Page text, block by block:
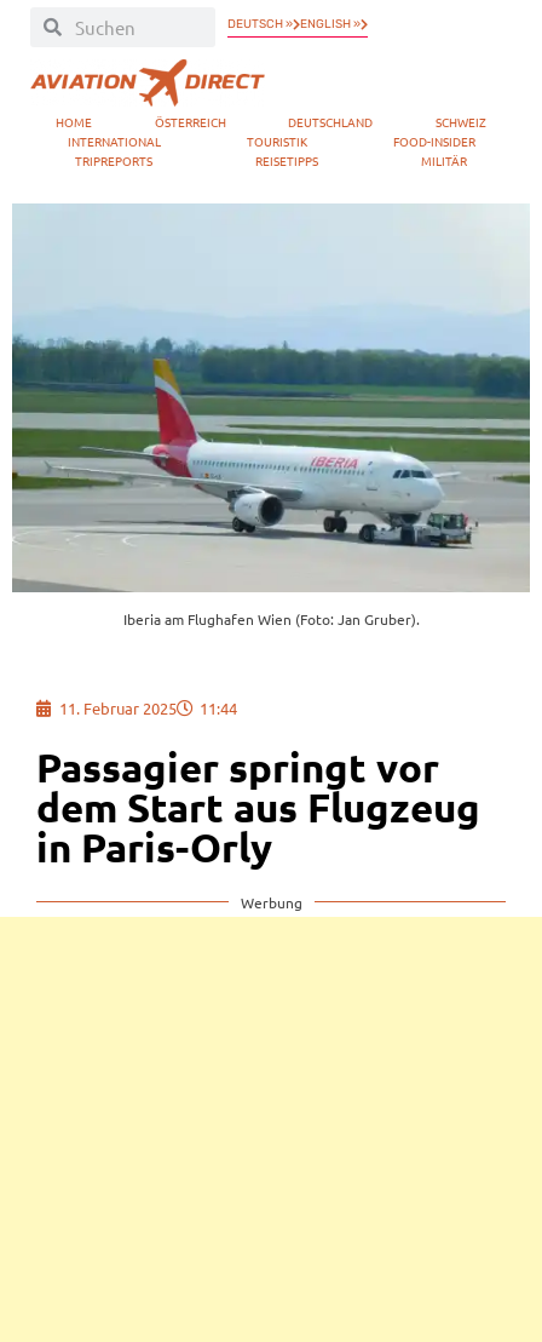
DEUTSCH » ENGLISH »
HOME ÖSTERREICH DEUTSCHLAND
SCHWEIZ
INTERNATIONAL
TOURISTIK
FOOD-INSIDER
TRIPREPORTS
REISETIPPS MILITÄR
Iberia am Flughafen Wien (Foto: Jan Gruber).
11. Februar 2025 11:44
Passagier springt vor
dem Start aus Flugzeug
in Paris-Orly
Werbung